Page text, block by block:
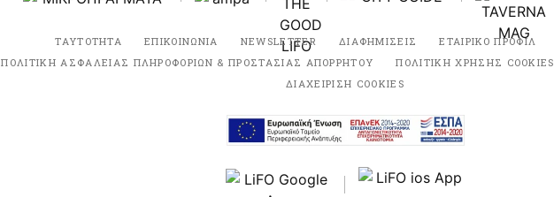
ΤΑΥΤΟΤΗΤΑ ΕΠΙΚΟΙΝΩΝΙΑ NEWSLETTER ΔΙΑΦΗΜΙΣΕΙΣ ΕΤΑΙΡΙΚΟ ΠΡΟΦΙΛ
ΠΟΛΙΤΙΚΗ ΑΣΦΑΛΕΙΑΣ ΠΛΗΡΟΦΟΡΙΩΝ & ΠΡΟΣΤΑΣΙΑΣ ΑΠΟΡΡΗΤΟΥ
ΠΟΛΙΤΙΚΗ ΧΡΗΣΗΣ COOKIES
ΔΙΑΧΕΙΡΙΣΗ COOKIES